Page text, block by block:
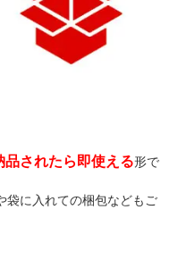
品されたら即使える形で
袋に入れての梱包などもご